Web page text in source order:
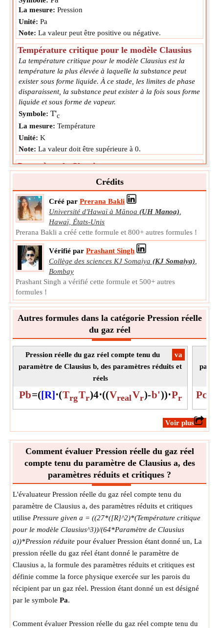
La mesure: Pression
Unité: Pa
Note: La valeur peut être positive ou négative.
Température critique pour le modèle Clausius
La température critique pour le modèle Clausius est la
température la plus élevée à laquelle la substance peut
exister sous forme liquide. À ce stade, les limites de phase
disparaissent, la substance peut exister à la fois sous forme
liquide et sous forme de vapeur.
Symbole: T'c
La mesure: Température
Unité: K
Note: La valeur doit être supérieure à 0.
Paramètre de Clausius a
Le paramètre de Clausius a est un paramètre empirique
caractéristique de l'équation obtenue à partir du modèle
de Clausius du gaz réel.
Symbole:
a
La mesure: NA
Unité: Unitless
Note:La valeur peut être positive ou négative.
Pression réduite
La pression réduite est le rapport de la pression réelle du
fluide à sa pression critique. Il est sans dimension.
Symbole:
La mesure:NA
Unité:Unitless
La valeur doit être comprise entre 0 et 1.
Crédits
Créé par Prerana Bakli
Université d'Hawaï à Mānoa (UH Manoa),
Hawaï, États-Unis
Prerana Bakli a créé cette formule et 800+ autres formules !
Vérifié par Prashant Singh
Collège des sciences KJ Somaiya (KJ Somaiya),
Bombay
Prashant Singh a vérifié cette formule et 500+ autres
formules !
Autres formules dans la catégorie Pression réelle
du gaz réel
​va
Pression réelle du gaz réel compte tenu du
paramètre de Clausius b, des paramètres réduits et
réels
Pb=([R]⋅(TrgTr)4⋅((VrealVr)-b'))⋅Pr Pc
​Voir plus
Comment évaluer Pression réelle du gaz réel
compte tenu du paramètre de Clausius a, des
paramètres réduits et critiques ?
L'évaluateur Pression réelle du gaz réel compte tenu du
paramètre de Clausius a, des paramètres réduits et critiques
utilise Pressure given a = ((27*([R]^2)*(Température critique
pour le modèle Clausius^3))/(64*Paramètre de Clausius
a))*Pression réduite pour évaluer Pression étant donné un, La
pression réelle du gaz réel étant donné le paramètre de
Clausius a, la formule des paramètres réduits et critiques est
définie comme la force physique exercée sur les parois du
récipient par un gaz réel. Pression étant donné un est désigné
par le symbole Pa.
Comment évaluer Pression réelle du gaz réel compte tenu du